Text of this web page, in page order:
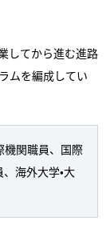
してから進む進路
ムを編成してい
機関職員、国際
海外大学•大